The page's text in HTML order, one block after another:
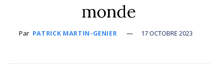
monde
Par PATRICK MARTIN-GENIER 17 OCTOBRE 2023